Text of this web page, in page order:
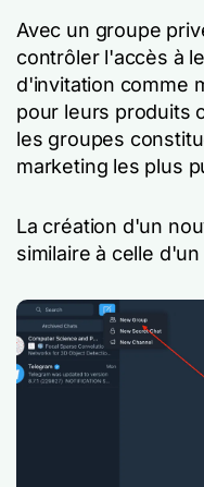
Avec un groupe
contrôler l'accès à
d'invitation comme
pour leurs produits
les groupes
marketing les plus
La création d'un
similaire à celle